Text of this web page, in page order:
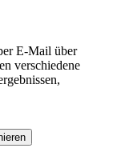
E-Mail über
verschiedene